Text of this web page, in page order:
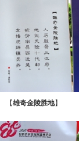
【雄奇金陵胜地】